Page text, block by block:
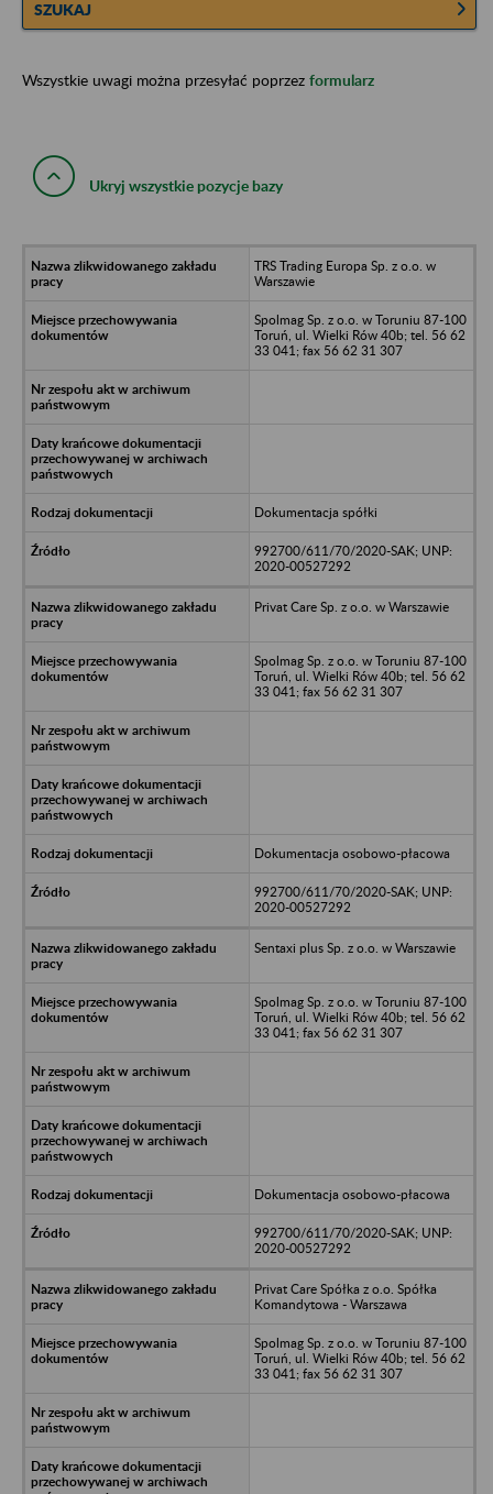
SZUKAJ
Wszystkie uwagi można przesyłać poprzez formularz
Ukryj wszystkie pozycje bazy
TRS Trading Europa Sp. z o.o. w
Warszawie
Spolmag Sp. z o.o. w Toruniu 87-100
Toruń, ul. Wielki Rów 40b; tel. 56 62
33 041; fax 56 62 31 307
Dokumentacja spółki
992700/611/70/2020-SAK; UNP:
2020-00527292
Privat Care Sp. z o.o. w Warszawie
Spolmag Sp. z o.o. w Toruniu 87-100
Toruń, ul. Wielki Rów 40b; tel. 56 62
33 041; fax 56 62 31 307
Dokumentacja osobowo-płacowa
992700/611/70/2020-SAK; UNP:
2020-00527292
Sentaxi plus Sp. z o.o. w Warszawie
Spolmag Sp. z o.o. w Toruniu 87-100
Toruń, ul. Wielki Rów 40b; tel. 56 62
33 041; fax 56 62 31 307
Dokumentacja osobowo-płacowa
992700/611/70/2020-SAK; UNP:
2020-00527292
Privat Care Spółka z o.o. Spółka
Komandytowa - Warszawa
Spolmag Sp. z o.o. w Toruniu 87-100
Toruń, ul. Wielki Rów 40b; tel. 56 62
33 041; fax 56 62 31 307